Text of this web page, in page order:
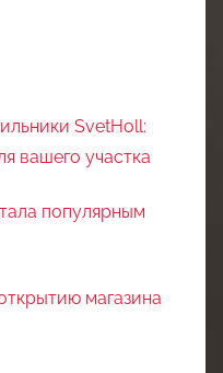
SvetHoll:
вашего участка
популярным
магазина